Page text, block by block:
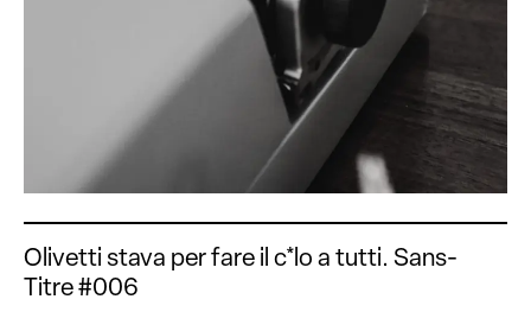
Olivetti stava per fare il c*lo a tutti. Sans-
Titre #006